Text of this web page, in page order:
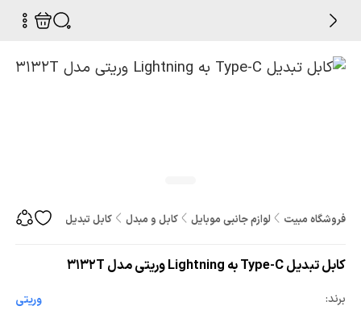
فروشگاه مبیت لوازم جانبی موبایل کابل و مبدل کابل تبدیل Type-C به Lightning وریتی مدل 3132T
کابل تبدیل Type-C به Lightning وریتی مدل 3132T
برند:
وریتی